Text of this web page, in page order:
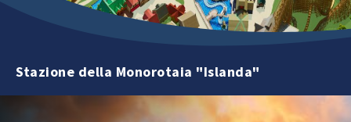
Stazione della Monorotaia "Islanda"